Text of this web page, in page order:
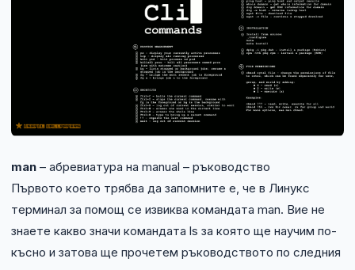
Технически изисквания
Правна информация
GDPR
Контакти
Блог
man – абревиатура на manual – ръководство
Първото което трябва да запомните е, че в Линукс
терминал за помощ се извиква командата man. Вие не
знаете какво значи командата ls за която ще научим по-
късно и затова ще прочетем ръководството по следния